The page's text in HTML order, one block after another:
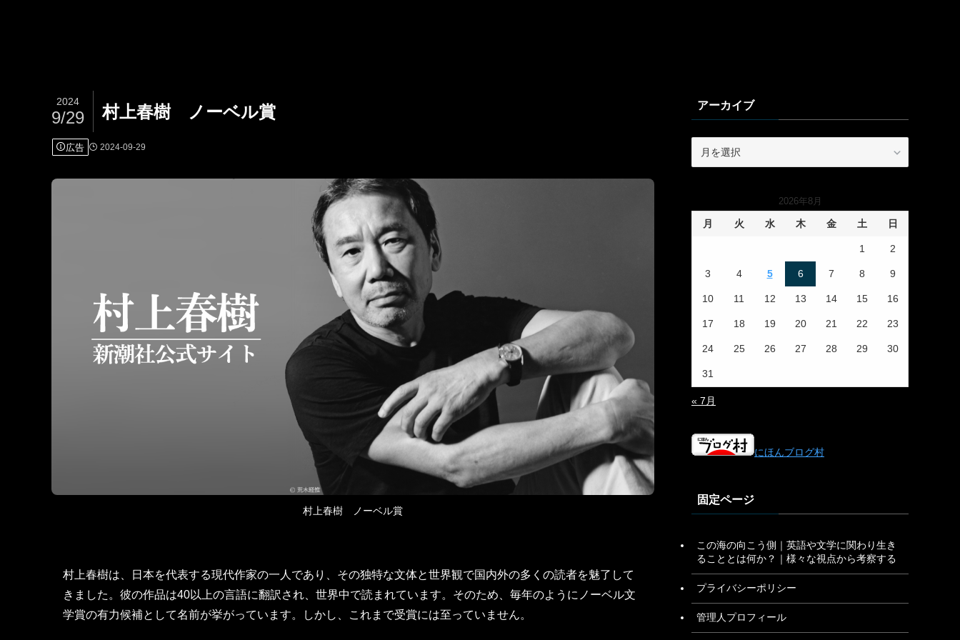
村上春樹 ノーベル賞
2024
9/29
広告 2024-09-29
村上春樹 ノーベル賞
村上春樹は、日本を代表する現代作家の一人であり、その独特な文体と世界観で国内外の多くの読者を魅了して
きました。彼の作品は40以上の言語に翻訳され、世界中で読まれています。そのため、毎年のようにノーベル文
学賞の有力候補として名前が挙がっています。しかし、これまで受賞には至っていません。
アーカイブ
2026年8月
月 火 水 木 金 土 日
1 2
3 4 5 6 7 8 9
10 11 12 13 14 15 16
17 18 19 20 21 22 23
24 25 26 27 28 29 30
31
« 7月
にほんブログ村
固定ページ
この海の向こう側｜英語や文学に関わり生き
ることとは何か？｜様々な視点から考察する
プライバシーポリシー
管理人プロフィール